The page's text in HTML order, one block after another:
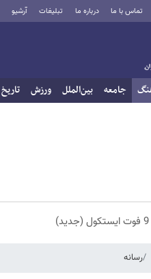
تماس با ما درباره ما تبلیغات آرشیو
جامعه بین‌الملل ورزش تاریخ
رسانه